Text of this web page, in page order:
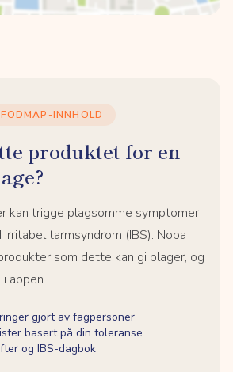
INNHOLD
produktet for en
kan trigge plagsomme symptomer
tarmsyndrom (IBS). Noba
som dette kan gi plager, og
appen.
gjort av fagpersoner
basert på din toleranse
og IBS-dagbok